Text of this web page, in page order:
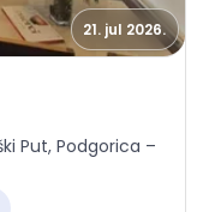
21. jul 2026.
Put
Put, Podgorica –